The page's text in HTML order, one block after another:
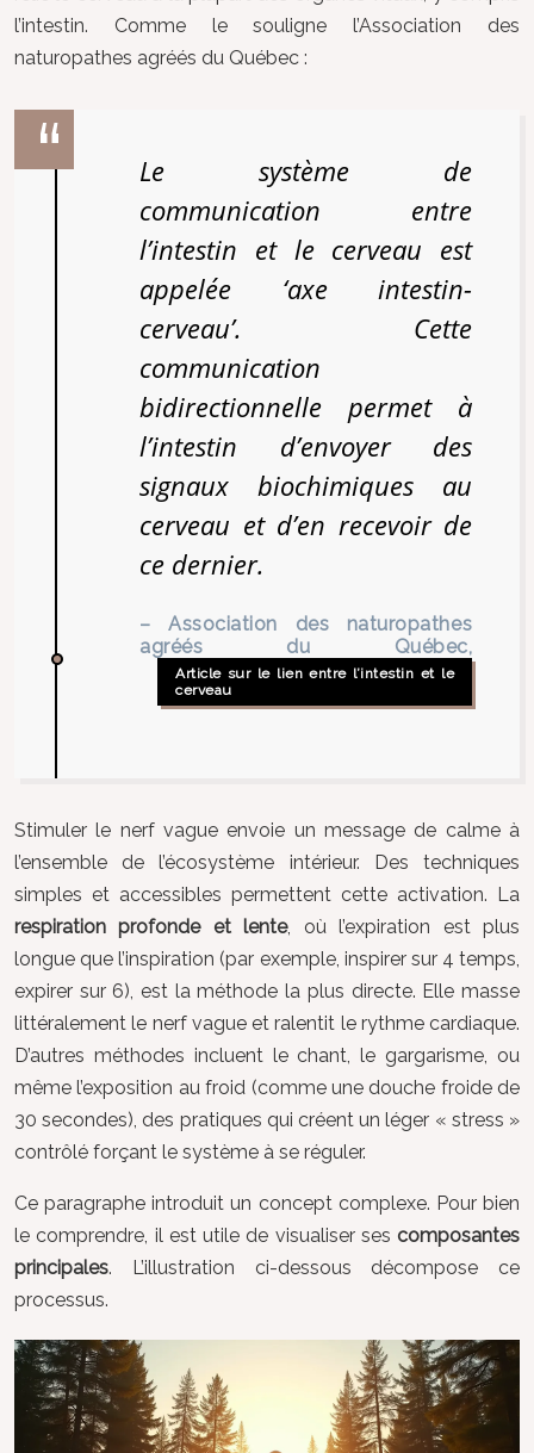
l’intestin. Comme le souligne l’Association des
naturopathes agréés du Québec :
Le système de
communication entre
l’intestin et le cerveau est
appelée ‘axe intestin-
cerveau’. Cette
communication
bidirectionnelle permet à
l’intestin d’envoyer des
signaux biochimiques au
cerveau et d’en recevoir de
ce dernier.
– Association des naturopathes
agréés du Québec,
Article sur le lien entre l’intestin et le
cerveau
Stimuler le nerf vague envoie un message de calme à
l’ensemble de l’écosystème intérieur. Des techniques
simples et accessibles permettent cette activation. La
respiration profonde et lente, où l’expiration est plus
longue que l’inspiration (par exemple, inspirer sur 4 temps,
expirer sur 6), est la méthode la plus directe. Elle masse
littéralement le nerf vague et ralentit le rythme cardiaque.
D’autres méthodes incluent le chant, le gargarisme, ou
même l’exposition au froid (comme une douche froide de
30 secondes), des pratiques qui créent un léger « stress »
contrôlé forçant le système à se réguler.
Ce paragraphe introduit un concept complexe. Pour bien
le comprendre, il est utile de visualiser ses composantes
principales. L’illustration ci-dessous décompose ce
processus.